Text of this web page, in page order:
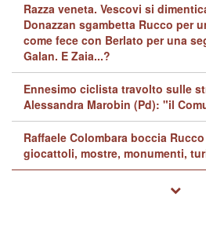
Razza veneta. Vescovi si
Donazzan sgambetta Rucco per
come fece con Berlato per una
Galan. E Zaia...?
Ennesimo ciclista travolto sulle
Alessandra Marobin (Pd): "il
Raffaele Colombara boccia
giocattoli, mostre, monumenti,